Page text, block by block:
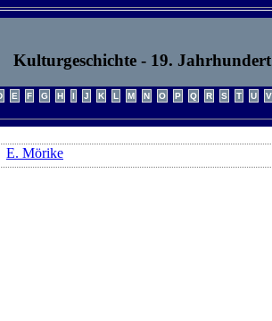
Kulturgeschichte - 19. Jahrhundert
E. Mörike